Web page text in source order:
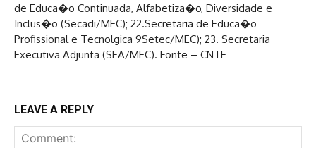
de Educa�o Continuada, Alfabetiza�o, Diversidade e
Inclus�o (Secadi/MEC); 22.Secretaria de Educa�o
Profissional e Tecnolgica 9Setec/MEC); 23. Secretaria
Executiva Adjunta (SEA/MEC). Fonte – CNTE
LEAVE A REPLY